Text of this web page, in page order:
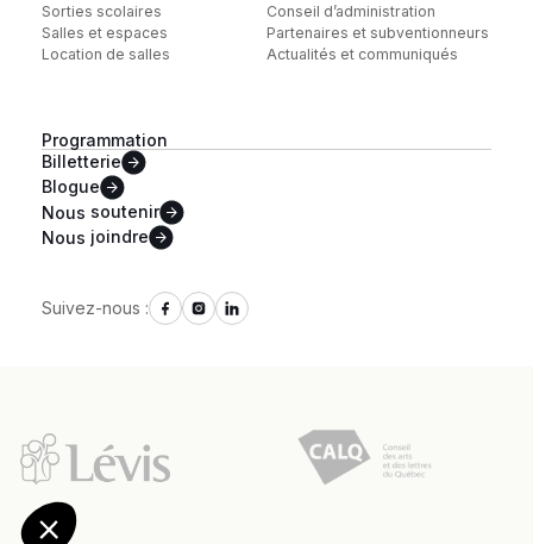
Sorties scolaires
Salles et espaces
Location de salles
Conseil d’administration
Partenaires et subventionneurs
Actualités et communiqués
Programmation
Billetterie
Blogue
Nous soutenir
Nous joindre
Suivez-nous :